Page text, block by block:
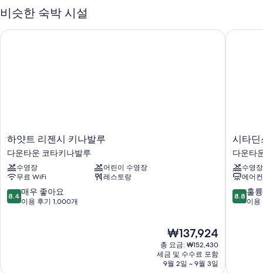
다음과 같은 편의 시설 및 서비스도 이용하실 수 있습니다.
일광욕 의자 및 수영장 파라솔 등을 갖춘 야외 수영장
위해 고급 침구, 베개 종류 선택 옵션 외에도 노트북 작업 공간, 에어컨 같
은 정성이 담긴 편의 시설 및 서비스가 포함되어 있습니다. 고객의 이용 후
기에 따르면 청결한 객실이 이 숙박 시설의 장점으로 손꼽힙니다.
이 밖에 다음과 같은 편의 시설 및 서비스를 이용하실 수 있습니다.
유아용 의자 및 무료 유아용 침대
레인폴 샤워기, 고급 세면용품 및 별도의 욕조/샤워 시설
옷장 또는 벽장, 미니 냉장고 및 전기 주전자
비슷한 숙박 시설
하
얏
트
리
젠
시
키
하얏트 리젠시 키나발루
다운타운 코타키나발루
수영장
어린이 수영장
무료 WiFi
레스토랑
10
점
8.4 매우 좋아요
이용 후기 1,000개
현
재
요
금
₩137,924
총 요금: ₩152,430
세금 및 수수료 포함
9월 2일 ~ 9월 3일
하얏트 리젠시 키나발루
시
타
딘
스
워
터
프
시타딘
다운타
수영장
에어컨
10
점
8.8 훌
이용
시타딘